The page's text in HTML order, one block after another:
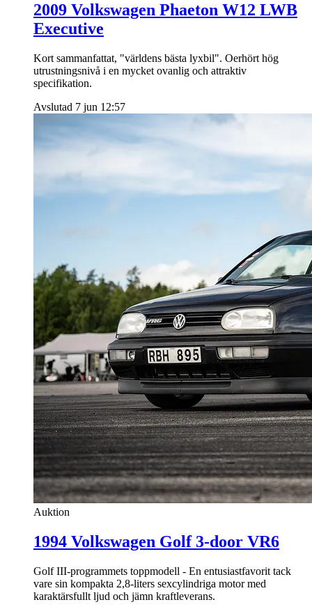
2009 Volkswagen Phaeton W12 LWB
Executive
Kort sammanfattat, "världens bästa lyxbil". Oerhört hög
utrustningsnivå i en mycket ovanlig och attraktiv
specifikation.
Avslutad 7 jun 12:57
Auktion
1994 Volkswagen Golf 3-door VR6
Golf III-programmets toppmodell - En entusiastfavorit tack
vare sin kompakta 2,8-liters sexcylindriga motor med
karaktärsfullt ljud och jämn kraftleverans.